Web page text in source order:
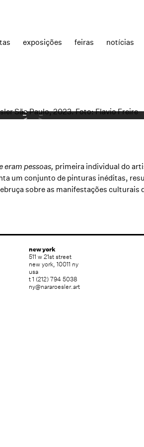
exposições feiras notícias
eram pessoas, primeira individual do
um conjunto de pinturas inéditas,
sobre as manifestações culturais
new york
511 w 21st street
new york, 10011 ny
usa
t 1 (212) 794 5038
ny@nararoesler.art